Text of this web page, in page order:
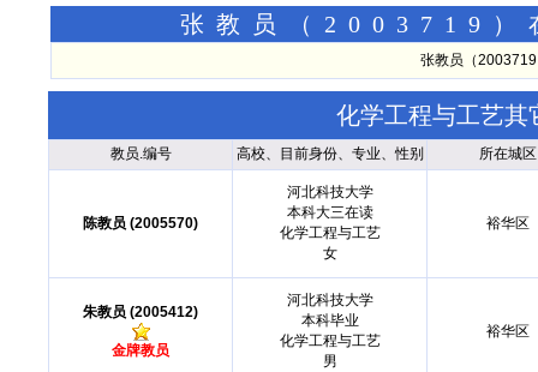
张教员（2003719）
张教员（
化学工程与工艺其
教员.编号 高校、目前身份、专业、性别 所在城区
陈教员 (2005570)
河北科技大学
本科大三在读
化学工程与工艺
女
裕华区
朱教员 (2005412)
金牌教员
河北科技大学
本科毕业
化学工程与工艺
男
裕华区